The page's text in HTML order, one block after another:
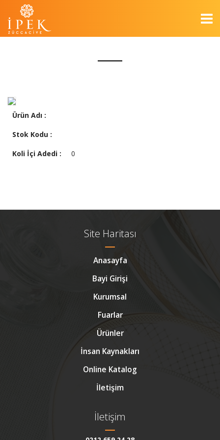
Ürün Adı :
Stok Kodu :
Koli İçi Adedi : 0
Site Haritası
Anasayfa
Bayi Girişi
Kurumsal
Fuarlar
Ürünler
İnsan Kaynakları
Online Katalog
İletişim
İletişim